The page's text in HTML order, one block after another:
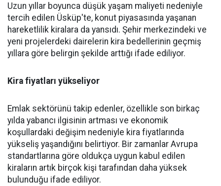
Uzun yıllar boyunca düşük yaşam maliyeti nedeniyle
tercih edilen Üsküp'te, konut piyasasında yaşanan
hareketlilik kiralara da yansıdı. Şehir merkezindeki ve
yeni projelerdeki dairelerin kira bedellerinin geçmiş
yıllara göre belirgin şekilde arttığı ifade ediliyor.
Kira fiyatları yükseliyor
Emlak sektörünü takip edenler, özellikle son birkaç
yılda yabancı ilgisinin artması ve ekonomik
koşullardaki değişim nedeniyle kira fiyatlarında
yükseliş yaşandığını belirtiyor. Bir zamanlar Avrupa
standartlarına göre oldukça uygun kabul edilen
kiraların artık birçok kişi tarafından daha yüksek
bulunduğu ifade ediliyor.